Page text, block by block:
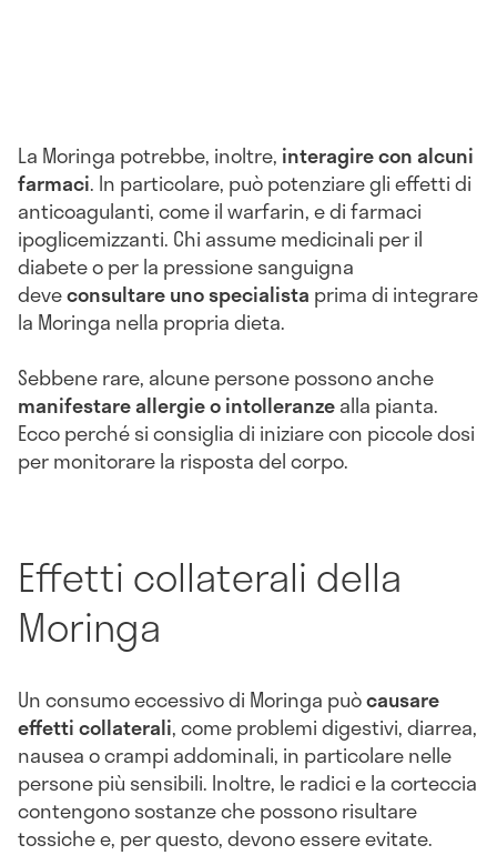
La Moringa potrebbe, inoltre, interagire con alcuni
farmaci. In particolare, può potenziare gli effetti di
anticoagulanti, come il warfarin, e di farmaci
ipoglicemizzanti. Chi assume medicinali per il
diabete o per la pressione sanguigna
deveconsultare uno specialista prima di integrare
la Moringa nella propria dieta.
Sebbene rare, alcune persone possono anche
manifestare allergie o intolleranzealla pianta.
Ecco perché si consiglia di iniziare con piccole dosi
per monitorare la risposta del corpo.
Effetti collaterali della
Moringa
Un consumo eccessivo di Moringa puòcausare
effetti collaterali, come problemi digestivi, diarrea,
nausea o crampi addominali, in particolare nelle
persone più sensibili. Inoltre, le radici e la corteccia
contengono sostanze che possono risultare
tossiche e, per questo, devono essere evitate.